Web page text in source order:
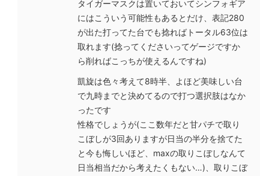
タイガーマスクは置いておいてシンフォギア
にはこういう可能性もあるとだけ、表記280
が出た打ってた台でも捻ればトータル63位は
取れます(捻ってくださいってゲージですか
ら削ればこっちが使えるんですね)
凱旋は色々考えて8時半、よほど美味しい台
で九時までと決めてるので打つ選択肢はなか
ったです
性格でしょうが(ここ数年だと甘パチで取り
こぼしが3回ありますが日当の半分を捨てた
と今も悔しいほど、maxの取りこぼしなんて
日当相当だから考えたくもない…)、取りこぼ